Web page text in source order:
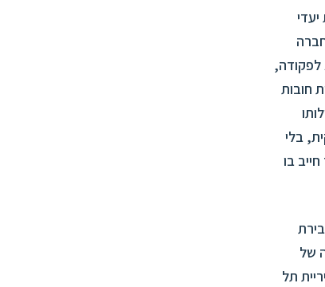
יעדי
חברה
למגורים. הסדר זה חל רק בהתקיים התנאים המנויים בסעיף 119א לפקודה,
לגבות חובות
בלי
בו
של
תל